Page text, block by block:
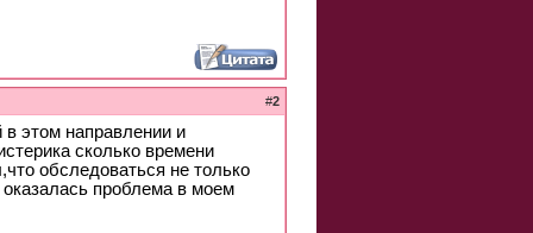
#2
в этом направлении и
сколько времени
обследоваться не только
проблема в моем